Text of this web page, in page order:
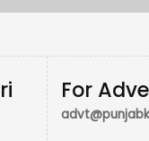
SUBSCRIBE NOW
For